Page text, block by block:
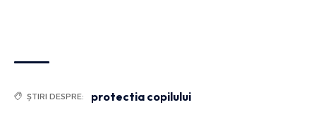
ȘTIRI DESPRE: protectia copilului